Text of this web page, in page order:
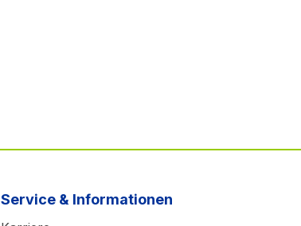
Service & Informationen